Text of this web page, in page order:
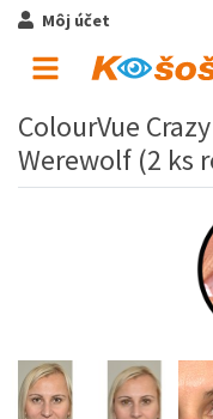
Môj účet
ColourVue
Werewolf (2 ks